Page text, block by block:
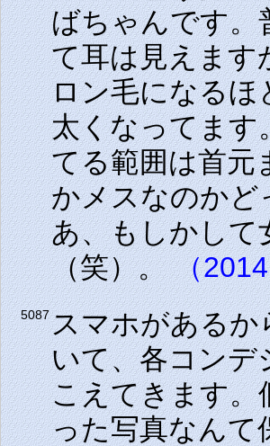
ばちゃんです。
て耳は見えます
ロン毛になるほ
太くなってます
てる範囲は首元
かメスなのかど
あ、もしかして
（笑）。（
5087スマホがあるか
いて、各コンデ
こえてきます。
った写真なんて